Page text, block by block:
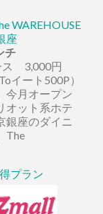
WAREHOUSE
座
チ
ス 3,000円
イート500P）
今月オープン
オット系ホテ
銀座のダイニ
The
プラン